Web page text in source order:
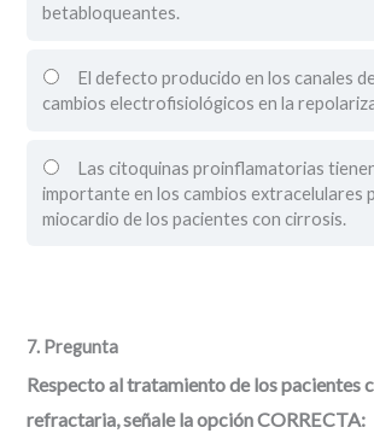
betabloqueantes.
El defecto producido en los canales
cambios electrofisiológicos en la
Las citoquinas proinflamatorias
importante en los cambios extracelulares
miocardio de los pacientes con cirrosis.
7. Pregunta
Respecto al tratamiento de los pacientes
refractaria, señale la opción CORRECTA: